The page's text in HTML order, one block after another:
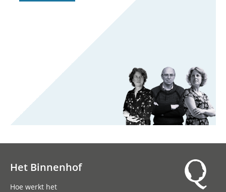
Het Binnenhof
Hoe werkt het